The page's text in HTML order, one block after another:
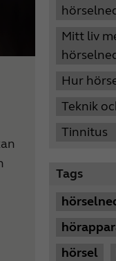
Mitt liv
Hur
Teknik
Tinnitus
Tags
hörsel